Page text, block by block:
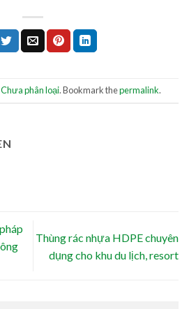
Chưa phân loại. Bookmark thepermalink.
Thùng rác nhựa HDPE chuyên
dụng cho khu du lịch, resort